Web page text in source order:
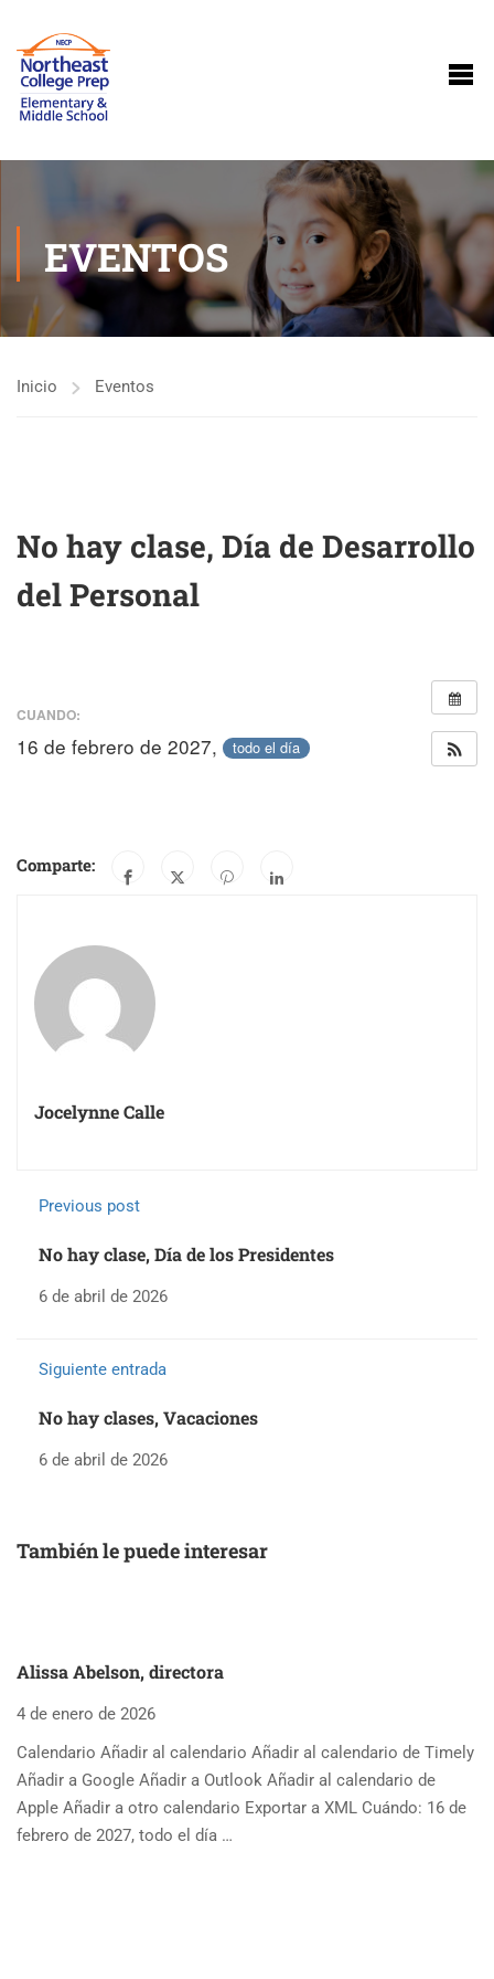
EVENTOS
Inicio Eventos
No hay clase, Día de Desarrollo
del Personal
CUANDO:
16 de febrero de 2027, todo el día
Comparte:
Jocelynne Calle
Previous post
No hay clase, Día de los Presidentes
6 de abril de 2026
Siguiente entrada
No hay clases, Vacaciones
6 de abril de 2026
También le puede interesar
Alissa Abelson, directora
4 de enero de 2026
Calendario Añadir al calendario Añadir al calendario de Timely
Añadir a Google Añadir a Outlook Añadir al calendario de
Apple Añadir a otro calendario Exportar a XML Cuándo: 16 de
febrero de 2027, todo el día …